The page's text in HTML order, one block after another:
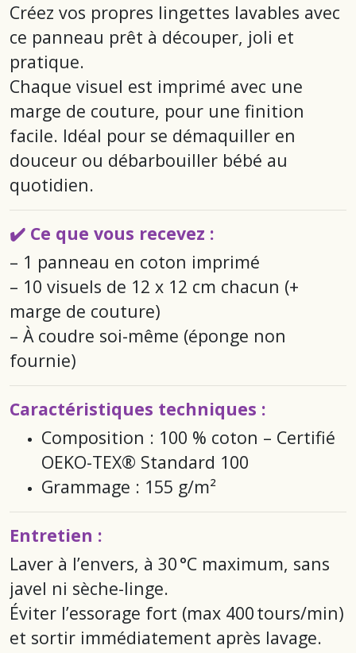
Créez vos propres lingettes lavables avec
ce panneau prêt à découper, joli et
pratique.
Chaque visuel est imprimé avec une
marge de couture, pour une finition
facile. Idéal pour se démaquiller en
douceur ou débarbouiller bébé au
quotidien.
✔️ Ce que vous recevez :
– 1 panneau en coton imprimé
– 10 visuels de 12 x 12 cm chacun (+
marge de couture)
– À coudre soi-même (éponge non
fournie)
Caractéristiques techniques :
Composition : 100 % coton – Certifié
OEKO-TEX® Standard 100
Grammage : 155 g/m²
Entretien :
Laver à l’envers, à 30 °C maximum, sans
javel ni sèche-linge.
Éviter l’essorage fort (max 400 tours/min)
et sortir immédiatement après lavage.